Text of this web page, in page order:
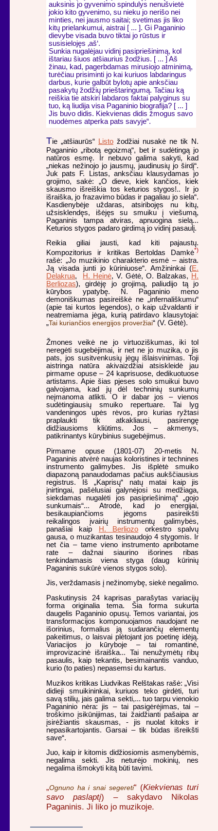
auksinis jo gyvenimo spindulys nenušvietė
jokio kito gyvenimo, su nieku jo nerišo nei
minties, nei jausmo saitai; svetimas jis liko
kitų prielankumui, aistrai [ ... ]. Gi Paganinio
dievybe visada buvo tiktai jo rūstus ir
susisielojęs ‚aš‘.
Sunkia nugalėjau vidinį pasipriešinimą, kol
ištariau šiuos atšiaurius žodžius. [ ... ] Aš
žinau, kad, pagerbdamas mirusiojo atminimą,
turėčiau prisiminti jo kai kuriuos labdaringus
darbus, kurie galbūt bylotų apie anksčiau
pasakytų žodžių prieštaringumą. Tačiau ką
reiškia tie atskiri labdaros faktai palyginus su
tuo, ką liudija visa Paganinio biografija? [ ... ]
Jis buvo didis. Kiekvienas didis žmogus savo
nuodėmes atperka pats savyje“.
Tie „atšiaurūs“ Listo žodžiai nusakė ne tik N.
Paganinio „ribotą egoizmą“, bet ir sudėtingą jo
natūros esmę. Ir nebuvo galima sakyti, kad
„niekas nežinojo jo jausmų, jaudinusių jo širdį“.
Juk pats F. Listas, anksčiau klausydamas jo
grojimo, sakė: „O dieve, kiek kančios, kiek
skausmo išreiškia tos keturios stygos!.. Ir jo
išraiška, jo frazavimo būdas ir pagaliau jo siela“.
Kasdienybėje uždaras, atsiribojęs nu kitų,
užsisklendęs, išėjęs su smuiku į viešumą,
Paganinis tampa atviras, apnuogina sielą...
Keturios stygos padaro girdimą jo vidinį pasaulį.
Reikia giliai jausti, kad kiti pajaustų.
Kompozitorius ir kritikas Bertoldas Damkė*)
rašė: „Jo muzikinio charakterio esmė – aistra.
Ją visada junti jo kūriniuose“. Amžininkai (E.
Delakrua, H. Heinė, V. Gėtė, O. Balzakas, H.
Berliozas), girdėję jo grojimą, paliudijo tą jo
kūrybos ypatybę. N. Paganinio meno
demoniškumas pasireiškė ne „infernališkumu“
(apie tai kurtos legendos), o kaip užvaldanti ir
neatremiama jėga, kurią patirdavo klausytojai:
„Tai kuriančios energijos proveržiai“ (V. Gėtė).
Žmones veikė ne jo virtuoziškumas, iki tol
neregėti sugebėjimai, ir net ne jo muzika, o jis
pats, jos susitvenkusių jėgų išlaisvinimas. Toji
aistringa natūra akivaizdžiai atsiskleidė jau
pirmame opuse – 24 kaprisuose, dedikuotuose
artistams. Apie šias pjeses solo smuikui buvo
galvojama, kad jų dėl techninių sunkumų
neįmanoma atlikti. O ir dabar jos – vienos
sudėtingiausių smuiko repertuare. Tai lyg
vandeningos upės rėvos, pro kurias ryžtasi
praplaukti tik atkakliausi, pasirengę
didžiausioms kliūtims. Jos – akmenys,
patikrinantys kūrybinius sugebėjimus.
Pirmame opuse (1801-07) 20-metis N.
Paganinis atvėrė naujas koloristines ir technines
instrumento galimybes. Jis išplėtė smuiko
diapazoną panaudodamas pačius aukščiausius
registrus. Iš „Kaprisų“ natų matai kaip jis
įnirtingai, pašėlusiai galynėjosi su medžiaga,
siekdamas nugalėti jos pasipriešinimą“ „gojo
sunkumais“... Atrodė, kad jo energijai,
besikaupiančioms jėgoms pasireikšti
reikalingos įvairių instrumentų galimybės,
panašiai kaip
H. Berliozo orkestro spalvų
gausa, o muzikantas tesinaudojo 4 stygomis. Ir
net čia – tame vieno instrumento apribotame
rate – dažnai siaurino išorines ribas
tenkindamasis viena styga (daug kūrinių
Paganinis sukūrė vienos stygos solo).
Jis, verždamasis į nežinomybę, siekė negalimo.
Paskutinysis 24 kaprisas parašytas variacijų
forma originalia tema. Šia forma sukurta
daugelis Paganinio opusų. Temos variantai, jos
transformacijos komponuojamos naudojant ne
išorinius, formalius ją sudarančių elementų
pakeitimus, o laisvai plėtojant jos poetinę idėją.
Variacijos jo kūryboje – tai romantinė,
improvizacinė išraiška... Tai nenužymėtų ribų
pasaulis, kaip tekantis, besimainantis vanduo,
kurio (to paties) nepasemsi du kartus.
Muzikos kritikas Liudvikas Relštakas rašė: „Visi
didieji smuikininkai, kuriuos teko girdėti, turi
savą stilių, jais galima sekti,... tuo tarpu vienokio
Paganinio nėra: jis – tai pasigėrėjimas, tai –
troškimo įsikūnijimas, tai žaidžianti pašaipa ar
įsirėžiantis skausmas, - jis nuolat kitoks ir
nepasikartojantis. Garsai – tik būdas išreikšti
save“.
Juo, kaip ir kitomis didžiosiomis asmenybėmis,
negalima sekti. Jis neturėjo mokinių, nes
negalima išmokyti kitą būti tavimi.
„Ognuno ha i snai segereti“ (Kiekvienas turi
savo paslaptį) – sakydavo Nikolas
Paganinis. Ji liko jo muzikoje.